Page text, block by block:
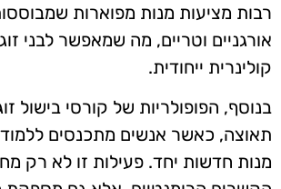
רבות מציעות מנות מפוארות
אורגניים וטריים, מה שמאפשר לבני
קולינרית ייחודית.
בנוסף, הפופולריות של קורסי בישול
תאוצה, כאשר אנשים מתכנסים ללמוד
מנות חדשות יחד. פעילות זו לא רק